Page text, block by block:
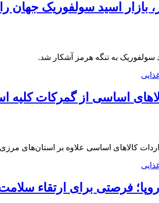
بازار اسید سولفوریک جهان
سولفوریک به تنگه هرمز آشکار شد.
اساسی از گمرکات کلیه
کالاهای اساسی علاوه بر استان‌های
فرصتی برای ارتقاء